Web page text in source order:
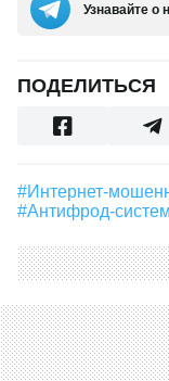
Узнавайте о
ПОДЕЛИТЬСЯ
#интернет-
#антифрод-